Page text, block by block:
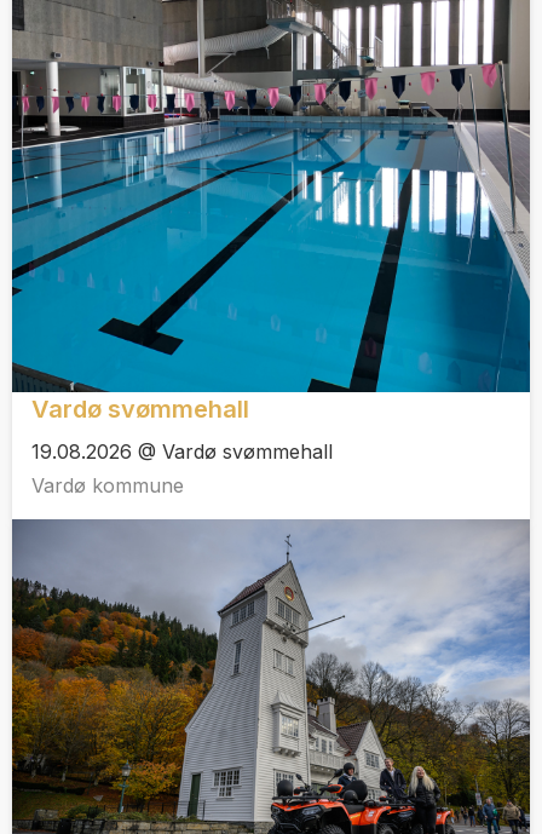
Vardø svømmehall
19.08.2026 @ Vardø svømmehall
Vardø kommune